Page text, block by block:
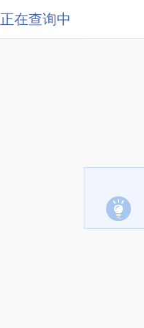
正在查询中